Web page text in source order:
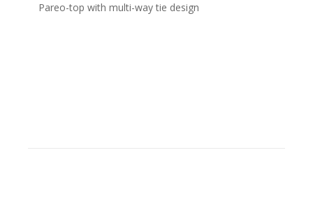
Pareo-top with multi-way tie design